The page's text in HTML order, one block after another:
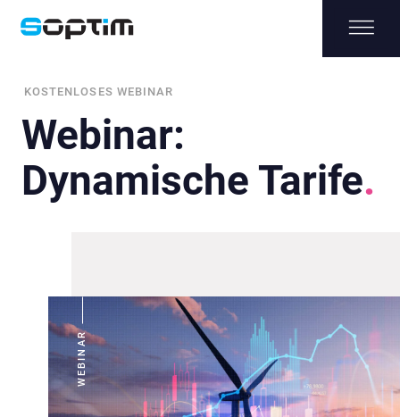
KOSTENLOSES WEBINAR
Webinar:
Dynamische Tarife
WEBINAR